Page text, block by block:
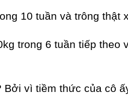
10 tuần và trông thật
trong 6 tuần tiếp theo
Bởi vì tiềm thức của cô